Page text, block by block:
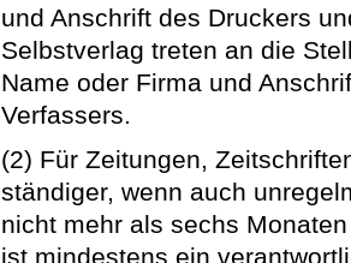
und Anschrift des Druckers
Selbstverlag treten an die
Name oder Firma und
Verfassers.
(2) Für Zeitungen,
ständiger, wenn auch
nicht mehr als sechs
ist mindestens ein